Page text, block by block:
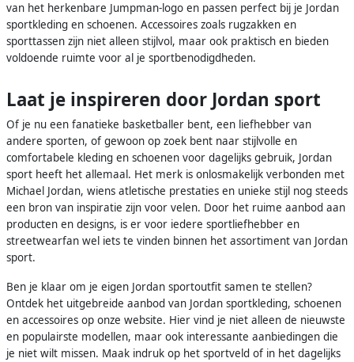
van het herkenbare Jumpman-logo en passen perfect bij je Jordan
sportkleding en schoenen. Accessoires zoals rugzakken en
sporttassen zijn niet alleen stijlvol, maar ook praktisch en bieden
voldoende ruimte voor al je sportbenodigdheden.
Laat je inspireren door Jordan sport
Of je nu een fanatieke basketballer bent, een liefhebber van
andere sporten, of gewoon op zoek bent naar stijlvolle en
comfortabele kleding en schoenen voor dagelijks gebruik, Jordan
sport heeft het allemaal. Het merk is onlosmakelijk verbonden met
Michael Jordan, wiens atletische prestaties en unieke stijl nog steeds
een bron van inspiratie zijn voor velen. Door het ruime aanbod aan
producten en designs, is er voor iedere sportliefhebber en
streetwearfan wel iets te vinden binnen het assortiment van Jordan
sport.
Ben je klaar om je eigen Jordan sportoutfit samen te stellen?
Ontdek het uitgebreide aanbod van Jordan sportkleding, schoenen
en accessoires op onze website. Hier vind je niet alleen de nieuwste
en populairste modellen, maar ook interessante aanbiedingen die
je niet wilt missen. Maak indruk op het sportveld of in het dagelijks